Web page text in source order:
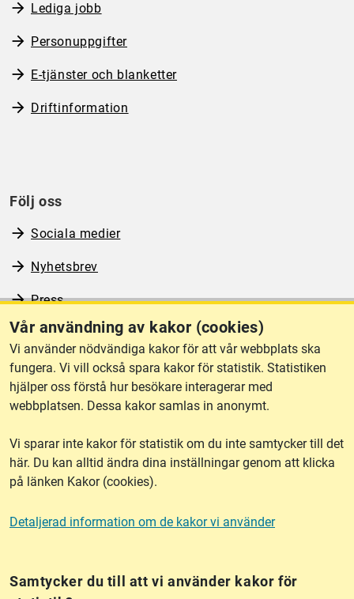
Vår användning av kakor (cookies)
Vi använder nödvändiga kakor för att vår webbplats ska
fungera. Vi vill också spara kakor för statistik. Statistiken
hjälper oss förstå hur besökare interagerar med
webbplatsen. Dessa kakor samlas in anonymt.
Vi sparar inte kakor för statistik om du inte samtycker till det
här. Du kan alltid ändra dina inställningar genom att klicka
på länken Kakor (cookies).
Detaljerad information om de kakor vi använder
Samtycker du till att vi använder kakor för
Lediga jobb
Personuppgifter
E-tjänster och blanketter
Driftinformation
Följ oss
Sociala medier
Nyhetsbrev
Press
RSS
Om webbplatsen
Tillgänglighet
Other languages
Kakor (cookies)